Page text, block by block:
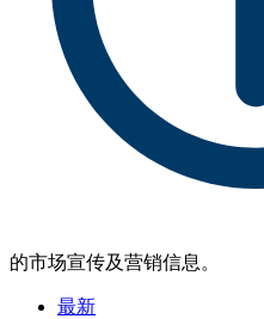
的市场宣传及营销信息。
最新